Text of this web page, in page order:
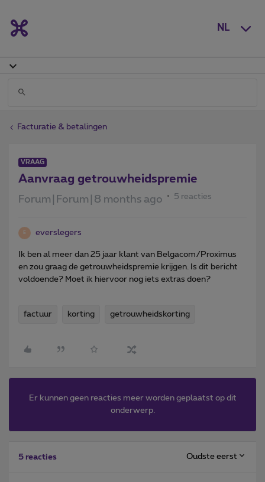
NL
Facturatie & betalingen
VRAAG
Aanvraag getrouwheidspremie
Forum|Forum|8 months ago 5 reacties
E everslegers
Ik ben al meer dan 25 jaar klant van Belgacom/Proximus
en zou graag de getrouwheidspremie krijgen. Is dit bericht
voldoende? Moet ik hiervoor nog iets extras doen?
factuur korting getrouwheidskorting
Er kunnen geen reacties meer worden geplaatst op dit
onderwerp.
5 reacties Oudste eerst